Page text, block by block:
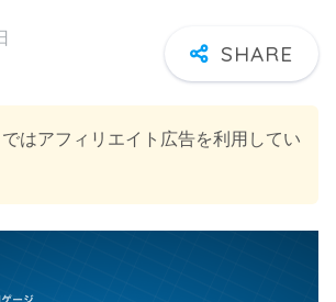
はアフィリエイト広告を利用してい